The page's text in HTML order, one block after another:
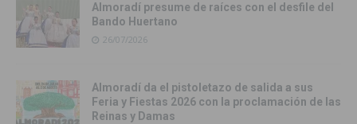
Almoradí presume de raíces con el desfile del
Bando Huertano
26/07/2026
Almoradí da el pistoletazo de salida a sus
Feria y Fiestas 2026 con la proclamación de las
Reinas y Damas